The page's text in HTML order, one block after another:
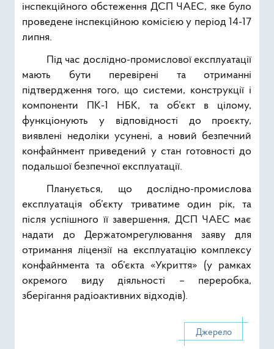
інспекційного обстеження ДСП ЧАЕС, яке було
проведене інспекційною комісією у період 14-17
липня.
Під час дослідно-промислової експлуатації
мають бути перевірені та отриманні
підтвердження того, що системи, конструкції і
компоненти ПК-1 НБК, та об’єкт в цілому,
функціонують у відповідності до проєкту,
виявлені недоліки усунені, а новий безпечний
конфайнмент приведений у стан готовності до
подальшої безпечної експлуатації.
Планується, що дослідно-промислова
експлуатація об’єкту триватиме один рік, та
після успішного її завершення, ДСП ЧАЕС має
надати до Держатомрегулювання заяву для
отримання ліцензії на експлуатацію комплексу
конфайнмента та об’єкта «Укриття» (у рамках
окремого виду діяльності – переробка,
зберігання радіоактивних відходів).
Джерело